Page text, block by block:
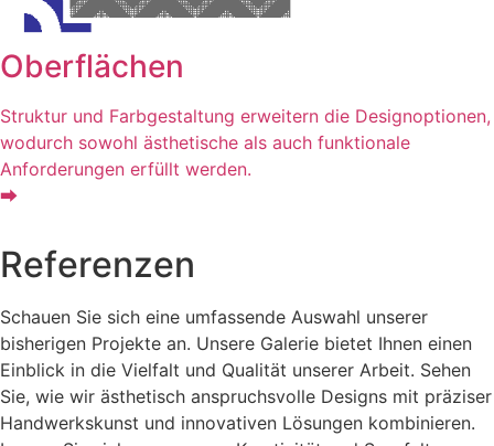
Oberflächen
Struktur und Farbgestaltung erweitern die Designoptionen,
wodurch sowohl ästhetische als auch funktionale
Anforderungen erfüllt werden.
⮕
Referenzen
Schauen Sie sich eine umfassende Auswahl unserer
bisherigen Projekte an. Unsere Galerie bietet Ihnen einen
Einblick in die Vielfalt und Qualität unserer Arbeit. Sehen
Sie, wie wir ästhetisch anspruchsvolle Designs mit präziser
Handwerkskunst und innovativen Lösungen kombinieren.